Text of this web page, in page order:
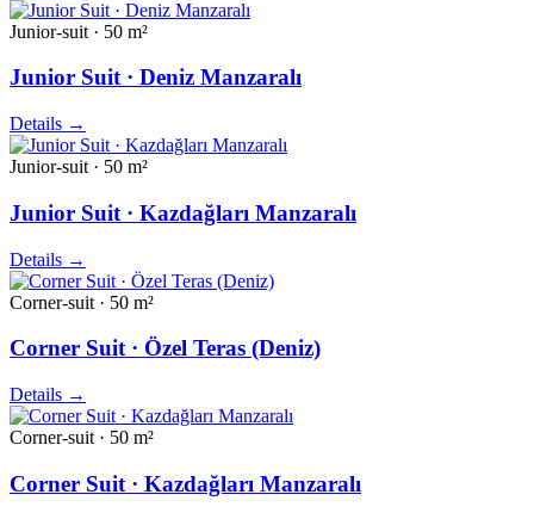
Junior-suit · 50 m²
Junior Suit · Deniz Manzaralı
Details →
Junior-suit · 50 m²
Junior Suit · Kazdağları Manzaralı
Details →
Corner-suit · 50 m²
Corner Suit · Özel Teras (Deniz)
Details →
Corner-suit · 50 m²
Corner Suit · Kazdağları Manzaralı